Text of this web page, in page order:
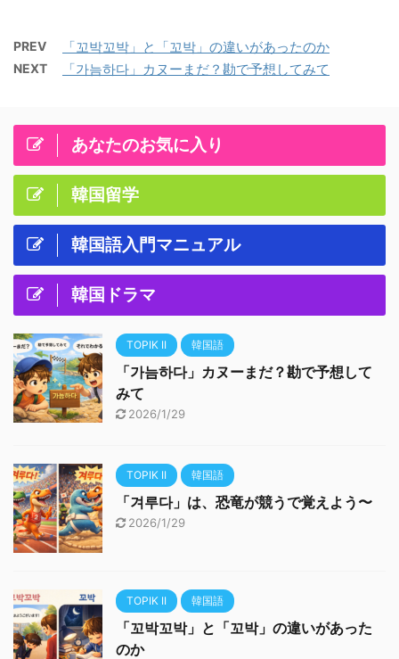
PREV 「꼬박꼬박」と「꼬박」の違いがあったのか
NEXT 「가늠하다」カヌーまだ？勘で予想してみて
あなたのお気に入り
韓国留学
韓国語入門マニュアル
韓国ドラマ
TOPIK II 韓国語
「가늠하다」カヌーまだ？勘で予想して
みて
2026/1/29
TOPIK II 韓国語
「겨루다」は、恐竜が競うで覚えよう〜
2026/1/29
TOPIK II 韓国語
「꼬박꼬박」と「꼬박」の違いがあった
のか